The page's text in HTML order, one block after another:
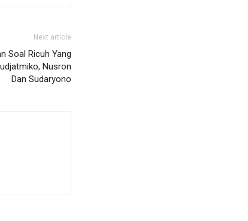
Next article
Soal Ricuh Yang
Nusron
Dan Sudaryono